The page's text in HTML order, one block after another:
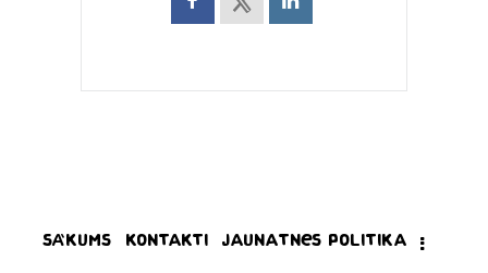
Sākums Kontakti Jaunatnes politika